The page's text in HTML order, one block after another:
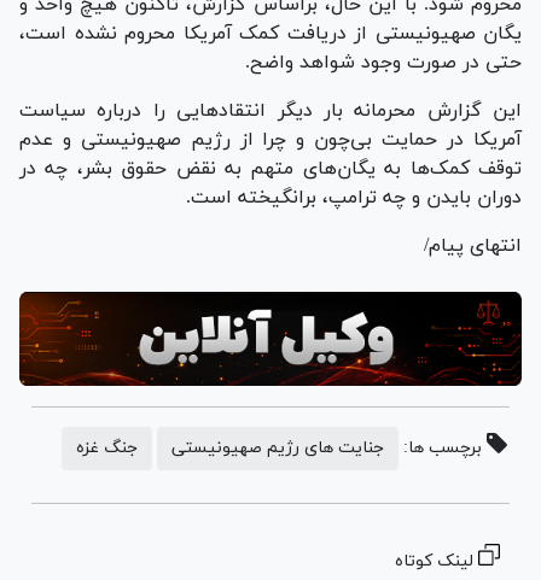
یگان صهیونیستی از دریافت کمک آمریکا محروم نشده است،
حتی در صورت وجود شواهد واضح.
این گزارش محرمانه بار دیگر انتقاد‌هایی را درباره سیاست
آمریکا در حمایت بی‌چون و چرا از رژیم صهیونیستی و عدم
توقف کمک‌ها به یگان‌های متهم به نقض حقوق بشر، چه در
دوران بایدن و چه ترامپ، برانگیخته است.
انتهای پیام/
برچسب ها: جنایت های رژیم صهیونیستی جنگ غزه
لینک کوتاه